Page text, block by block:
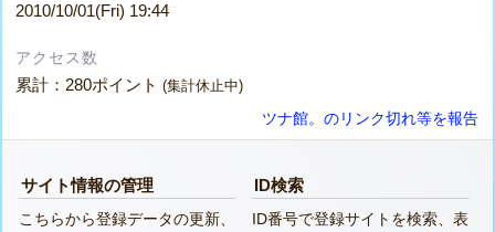
2010/10/01(Fri) 19:44
アクセス数
累計：280ポイント(集計休止中)
ツナ館。のリンク切れ等を報告
サイト情報の管理
こちらから登録データの更新、
ID検索
ID番号で登録サイトを検索、表